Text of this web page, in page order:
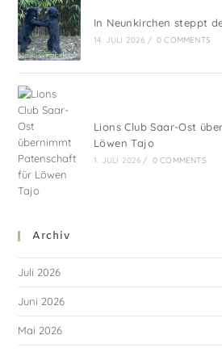
In Neunkirchen steppt
14. JULI 2026 / 0 COMMENTS
Lions Club Saar-Ost
Löwen Tajo
1. JULI 2026 / 0 COMMENTS
Archiv
Juli 2026
Juni 2026
Mai 2026